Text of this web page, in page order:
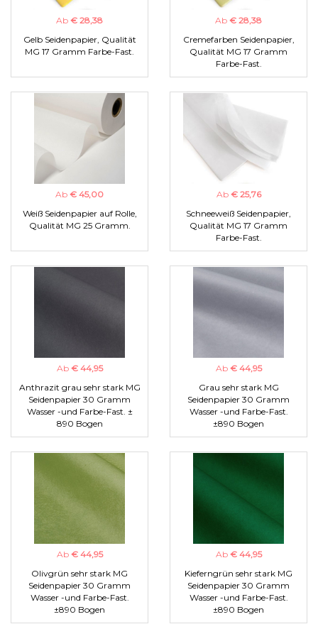
Ab € 28,38
Gelb Seidenpapier, Qualität
MG 17 Gramm Farbe-Fast.
Ab € 28,38
Cremefarben Seidenpapier,
Qualität MG 17 Gramm
Farbe-Fast.
Ab € 45,00
Weiß Seidenpapier auf Rolle,
Qualität MG 25 Gramm.
Ab € 25,76
Schneeweiß Seidenpapier,
Qualität MG 17 Gramm
Farbe-Fast.
Ab € 44,95
Anthrazit grau sehr stark MG
Seidenpapier 30 Gramm
Wasser -und Farbe-Fast. ±
890 Bogen
Ab € 44,95
Grau sehr stark MG
Seidenpapier 30 Gramm
Wasser -und Farbe-Fast.
±890 Bogen
Ab € 44,95
Olivgrün sehr stark MG
Seidenpapier 30 Gramm
Wasser -und Farbe-Fast.
±890 Bogen
Ab € 44,95
Kieferngrün sehr stark MG
Seidenpapier 30 Gramm
Wasser -und Farbe-Fast.
±890 Bogen